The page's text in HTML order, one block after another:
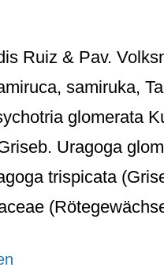
Ruiz & Pav.
samiruka,
glomerata
Uragoga
trispicata